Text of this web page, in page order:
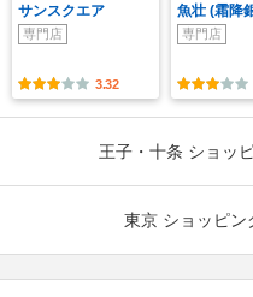
サンスクエア
専門店
3.32
魚壮 (霜降
専門店
王子・十条 ショッ
東京 ショッピン